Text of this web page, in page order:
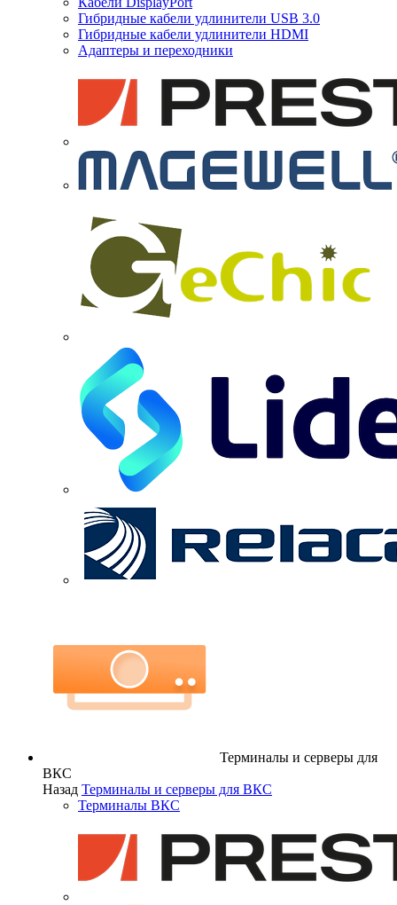
Гибридные кабели удлинители USB 3.0
Гибридные кабели удлинители HDMI
Адаптеры и переходники
Терминалы и серверы для
ВКС
Назад Терминалы и серверы для ВКС
Терминалы ВКС